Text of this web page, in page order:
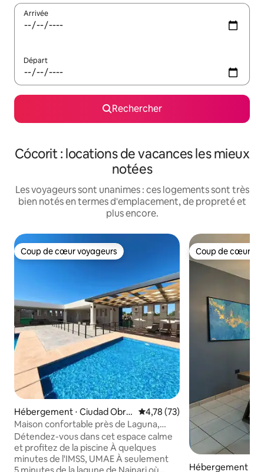
Arrivée
Départ
Rechercher
Cócorit : locations de vacances les mieux
notées
Les voyageurs sont unanimes : ces logements sont très
bien notés en termes d'emplacement, de propreté et
plus encore.
Coup de cœur voyageurs
Coup de cœur voyageurs
Hébergement ⋅ Ciudad Obre
gón
Évaluation moyenne sur la
4,78 (73)
Maison confortable près de Laguna,
IMSS, UMAE
Détendez-vous dans cet espace calme
et profitez de la piscine À quelques
minutes de l'IMSS, UMAE À seulement
Coup de cœur
Coup de cœur
Hébergement ⋅